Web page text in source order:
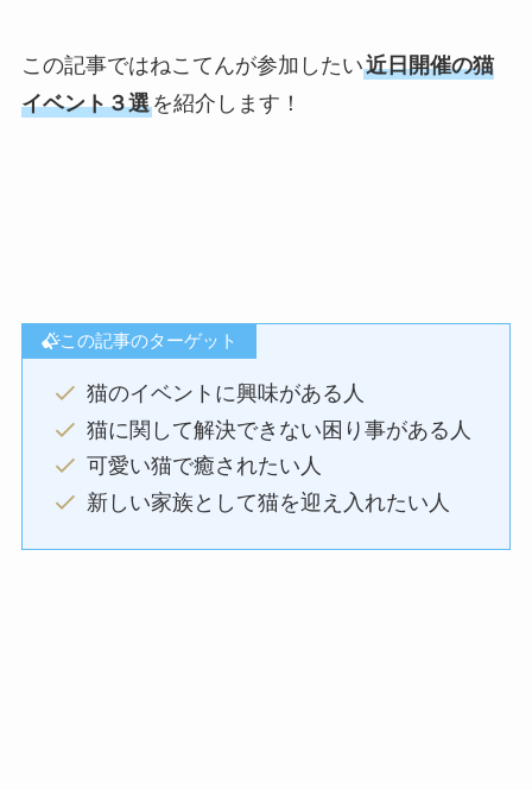
この記事ではねこてんが参加したい近日開催の猫
イベント３選を紹介します！
この記事のターゲット
猫のイベントに興味がある人
猫に関して解決できない困り事がある人
可愛い猫で癒されたい人
新しい家族として猫を迎え入れたい人